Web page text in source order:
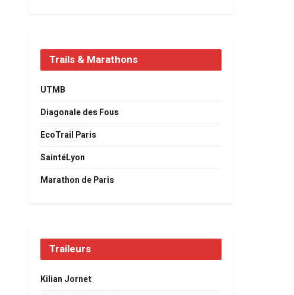
Trails & Marathons
UTMB
Diagonale des Fous
EcoTrail Paris
SaintéLyon
Marathon de Paris
Traileurs
Kilian Jornet